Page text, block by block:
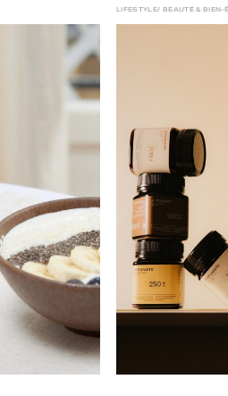
BEAUTÉ & BIEN-
LIFESTYLE